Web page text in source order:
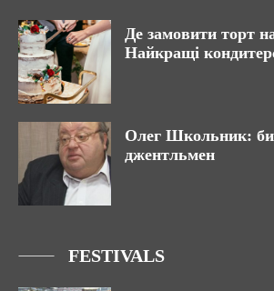
Де замовити торт
Найкращі
Олег Школьник:
джентльмен
FESTIVALS